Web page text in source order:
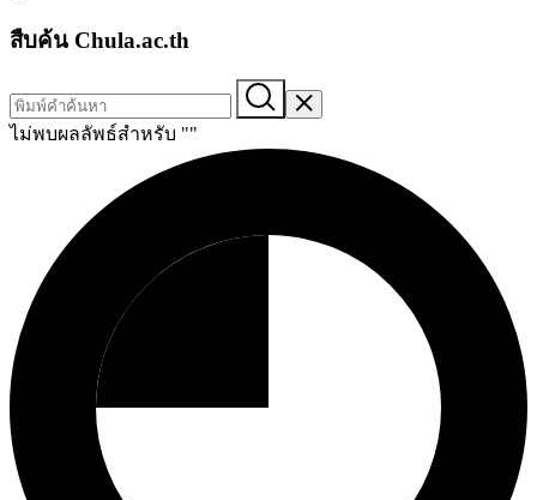
สืบค้น Chula.ac.th
ไม่พบผลลัพธ์สำหรับ ""